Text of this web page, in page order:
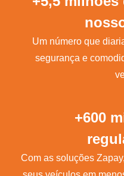
Um número que
segurança e
+600
Com as soluções